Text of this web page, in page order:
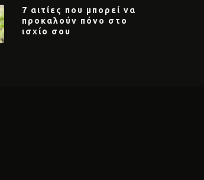
7 αιτίες που μπορεί να
προκαλούν πόνο στο
ισχίο σου